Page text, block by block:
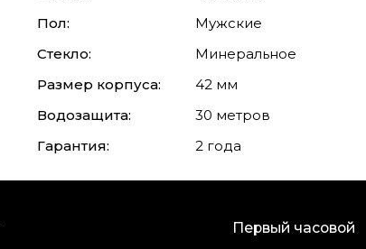
Пол:
Мужские
Стекло:
Минеральное
Размер корпуса:
42 мм
Водозащита:
30 метров
Гарантия:
2 года
Первый часовой